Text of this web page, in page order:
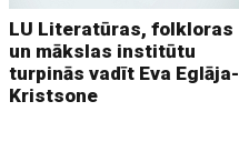
LU Literatūras, folkloras
un mākslas institūtu
turpinās vadīt Eva Eglāja-
Kristsone